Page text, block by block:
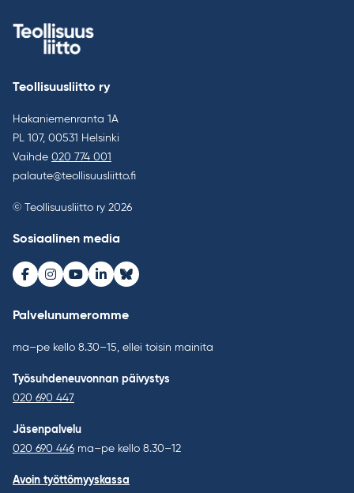
Teollisuusliitto ry
Hakaniemenranta 1A
PL 107, 00531 Helsinki
Vaihde 020 774 001
palaute@teollisuusliitto.fi
© Teollisuusliitto ry 2026
Sosiaalinen media
Facebook
Instagram
Youtube
LinkedInBluesky
Palvelunumeromme
ma–pe kello 8.30–15, ellei toisin mainita
Työsuhdeneuvonnan päivystys
020 690 447
Jäsenpalvelu
020 690 446 ma–pe kello 8.30–12
Avoin työttömyyskassa